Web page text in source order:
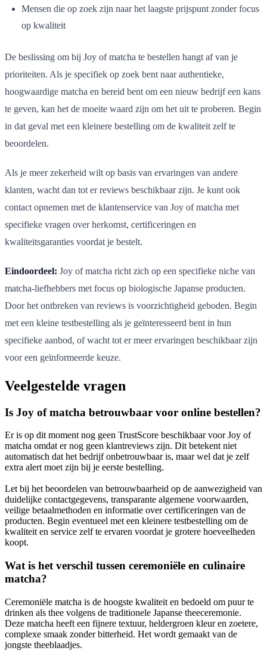
Mensen die op zoek zijn naar het laagste prijspunt zonder focus
op kwaliteit
De beslissing om bij Joy of matcha te bestellen hangt af van je
prioriteiten. Als je specifiek op zoek bent naar authentieke,
hoogwaardige matcha en bereid bent om een nieuw bedrijf een kans
te geven, kan het de moeite waard zijn om het uit te proberen. Begin
in dat geval met een kleinere bestelling om de kwaliteit zelf te
beoordelen.
Als je meer zekerheid wilt op basis van ervaringen van andere
klanten, wacht dan tot er reviews beschikbaar zijn. Je kunt ook
contact opnemen met de klantenservice van Joy of matcha met
specifieke vragen over herkomst, certificeringen en
kwaliteitsgaranties voordat je bestelt.
Eindoordeel: Joy of matcha richt zich op een specifieke niche van
matcha-liefhebbers met focus op biologische Japanse producten.
Door het ontbreken van reviews is voorzichtigheid geboden. Begin
met een kleine testbestelling als je geïnteresseerd bent in hun
specifieke aanbod, of wacht tot er meer ervaringen beschikbaar zijn
voor een geïnformeerde keuze.
Veelgestelde vragen
Is Joy of matcha betrouwbaar voor online bestellen?
Er is op dit moment nog geen TrustScore beschikbaar voor Joy of
matcha omdat er nog geen klantreviews zijn. Dit betekent niet
automatisch dat het bedrijf onbetrouwbaar is, maar wel dat je zelf
extra alert moet zijn bij je eerste bestelling.
Let bij het beoordelen van betrouwbaarheid op de aanwezigheid van
duidelijke contactgegevens, transparante algemene voorwaarden,
veilige betaalmethoden en informatie over certificeringen van de
producten. Begin eventueel met een kleinere testbestelling om de
kwaliteit en service zelf te ervaren voordat je grotere hoeveelheden
koopt.
Wat is het verschil tussen ceremoniële en culinaire
matcha?
Ceremoniële matcha is de hoogste kwaliteit en bedoeld om puur te
drinken als thee volgens de traditionele Japanse theeceremonie.
Deze matcha heeft een fijnere textuur, heldergroen kleur en zoetere,
complexe smaak zonder bitterheid. Het wordt gemaakt van de
jongste theeblaadjes.